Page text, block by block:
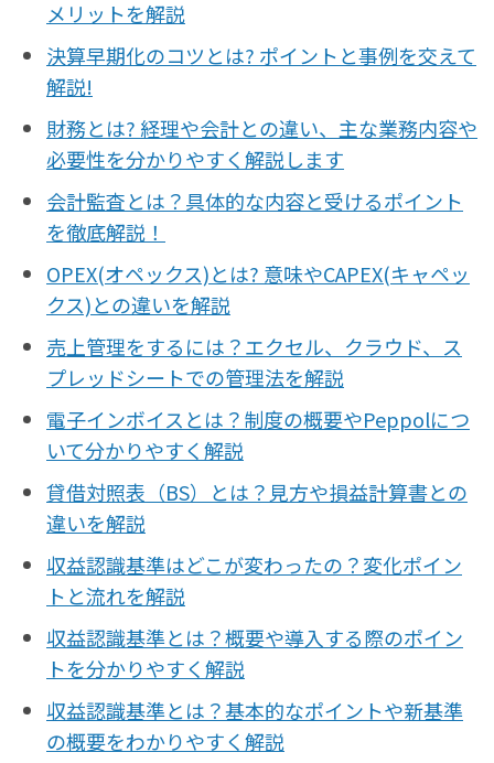
メリットを解説
決算早期化のコツとは? ポイントと事例を交えて
解説!
財務とは? 経理や会計との違い、主な業務内容や
必要性を分かりやすく解説します
会計監査とは？具体的な内容と受けるポイント
を徹底解説！
OPEX(オペックス)とは? 意味やCAPEX(キャペッ
クス)との違いを解説
売上管理をするには？エクセル、クラウド、ス
プレッドシートでの管理法を解説
電子インボイスとは？制度の概要やPeppolにつ
いて分かりやすく解説
貸借対照表（BS）とは？見方や損益計算書との
違いを解説
収益認識基準はどこが変わったの？変化ポイン
トと流れを解説
収益認識基準とは？概要や導入する際のポイン
トを分かりやすく解説
収益認識基準とは？基本的なポイントや新基準
の概要をわかりやすく解説